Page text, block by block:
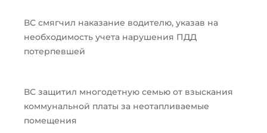
ВС смягчил наказание водителю, указав на
необходимость учета нарушения ПДД
потерпевшей
ВС защитил многодетную семью от взыскания
коммунальной платы за неотапливаемые
помещения